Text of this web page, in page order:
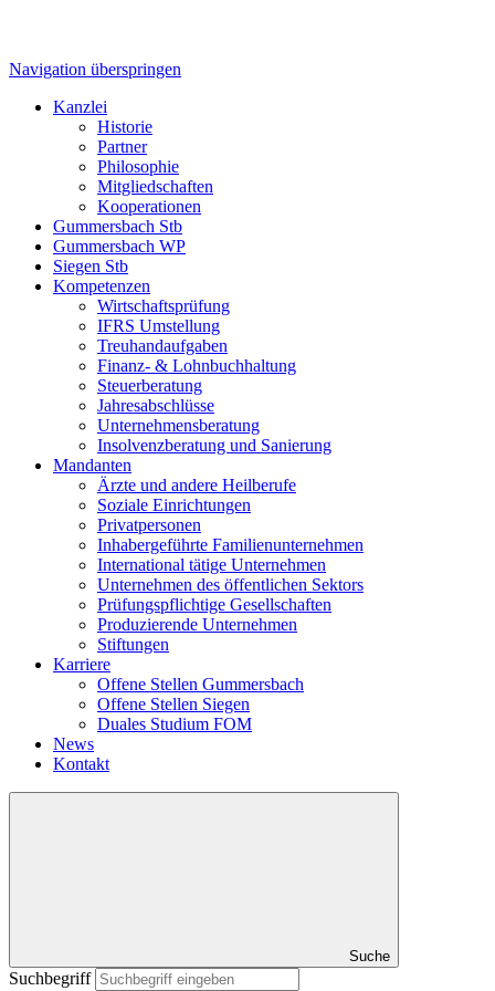
Navigation überspringen
Kanzlei
Historie
Partner
Philosophie
Mitgliedschaften
Kooperationen
Gummersbach Stb
Gummersbach WP
Siegen Stb
Kompetenzen
Wirtschaftsprüfung
IFRS Umstellung
Treuhandaufgaben
Finanz- & Lohnbuchhaltung
Steuerberatung
Jahresabschlüsse
Unternehmensberatung
Insolvenzberatung und Sanierung
Mandanten
Ärzte und andere Heilberufe
Soziale Einrichtungen
Privatpersonen
Inhabergeführte Familienunternehmen
International tätige Unternehmen
Unternehmen des öffentlichen Sektors
Prüfungspflichtige Gesellschaften
Produzierende Unternehmen
Stiftungen
Karriere
Offene Stellen Gummersbach
Offene Stellen Siegen
Duales Studium FOM
News
Kontakt
Suche
Suchbegriff